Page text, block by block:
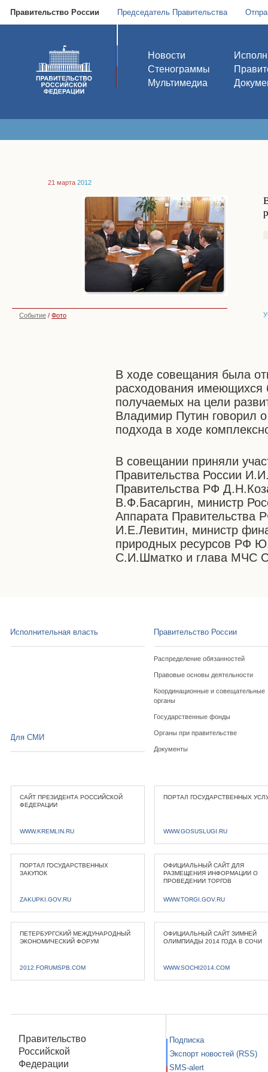
Правительство России Председатель Правительства
Новости
Стенограммы
Мультимедиа
21 марта 2012
Событие / Фото
В ходе совещания была
расходования имеющихся
получаемых на цели
Владимир Путин говорил
подхода в ходе
В совещании приняли
Правительства России
Правительства РФ
В.Ф.Басаргин, министр
Аппарата Правительства
И.Е.Левитин, министр
природных ресурсов РФ
С.И.Шматко и глава МЧС
Исполнительная власть Правительство России
Распределение обязанностей
Правовые основы деятельности
Координационные и совещательные
органы
Государственные фонды
Органы при правительстве
Документы
Для СМИ
САЙТ ПРЕЗИДЕНТА РОССИЙСКОЙ
ФЕДЕРАЦИИ
WWW.KREMLIN.RU
ПОРТАЛ ГОСУДАРСТВЕННЫХ
WWW.GOSUSLUGI.RU
ПОРТАЛ ГОСУДАРСТВЕННЫХ
ЗАКУПОК
ZAKUPKI.GOV.RU
ОФИЦИАЛЬНЫЙ САЙТ ДЛЯ
РАЗМЕЩЕНИЯ ИНФОРМАЦИИ О
ПРОВЕДЕНИИ ТОРГОВ
WWW.TORGI.GOV.RU
ПЕТЕРБУРГСКИЙ МЕЖДУНАРОДНЫЙ
ЭКОНОМИЧЕСКИЙ ФОРУМ
2012.FORUMSPB.COM
ОФИЦИАЛЬНЫЙ САЙТ ЗИМНЕЙ
ОЛИМПИАДЫ 2014 ГОДА В СОЧИ
WWW.SOCHI2014.COM
Правительство
Российской
Федерации
Подписка
Экспорт новостей (RSS)
SMS-alert